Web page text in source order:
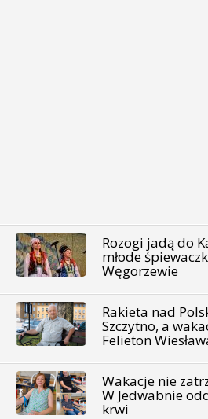
Rozogi jadą do
młode
Węgorzewie
Rakieta nad
Szczytno, a
Felieton
Wakacje nie
W Jedwabnie
krwi